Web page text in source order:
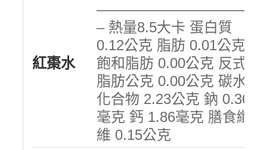
紅棗水
———————————
– 熱量8.5大卡 蛋白質
0.12公克 脂肪 0.01公克
飽和脂肪 0.00公克 反式
脂肪公克 0.00公克 碳水
化合物 2.23公克 鈉 0.36
毫克 鈣 1.86毫克 膳食纖
維 0.15公克